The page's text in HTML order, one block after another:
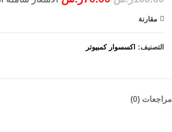
مقارنة
التصنيف: اكسسوار كمبيوتر
مراجعات (0)